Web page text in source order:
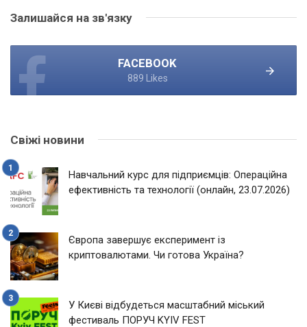
Залишайся на зв'язку
FACEBOOK
889 Likes
Свіжі новини
Навчальний курс для підприємців: Операційна
ефективність та технології (онлайн, 23.07.2026)
Європа завершує експеримент із
криптовалютами. Чи готова Україна?
У Києві відбудеться масштабний міський
фестиваль ПОРУЧ KYIV FEST